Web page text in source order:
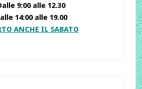
9:00 alle 12.30
14:00 alle 19.00
ANCHE IL SABATO